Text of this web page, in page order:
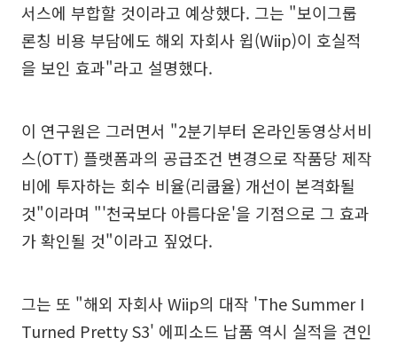
서스에 부합할 것이라고 예상했다. 그는 "보이그룹
론칭 비용 부담에도 해외 자회사 윕(Wiip)이 호실적
을 보인 효과"라고 설명했다.
이 연구원은 그러면서 "2분기부터 온라인동영상서비
스(OTT) 플랫폼과의 공급조건 변경으로 작품당 제작
비에 투자하는 회수 비율(리쿱율) 개선이 본격화될
것"이라며 "'천국보다 아름다운'을 기점으로 그 효과
가 확인될 것"이라고 짚었다.
그는 또 "해외 자회사 Wiip의 대작 'The Summer I
Turned Pretty S3' 에피소드 납품 역시 실적을 견인